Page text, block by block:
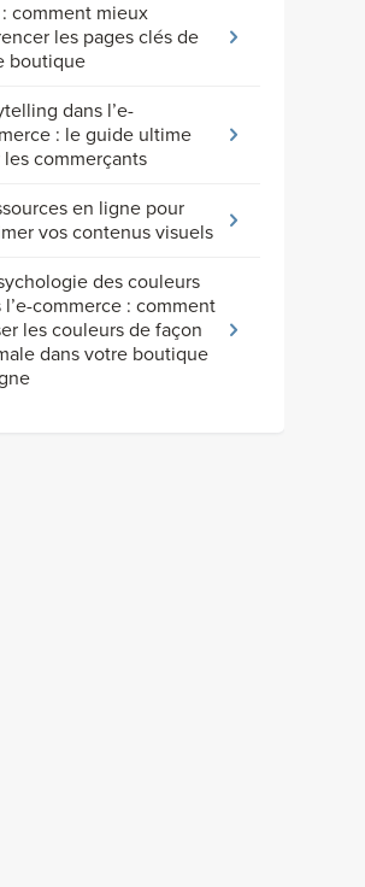
: comment mieux
les pages clés de
boutique
dans l’e-
: le guide ultime
les commerçants
en ligne pour
vos contenus visuels
des couleurs
l’e-commerce : comment
les couleurs de façon
dans votre boutique